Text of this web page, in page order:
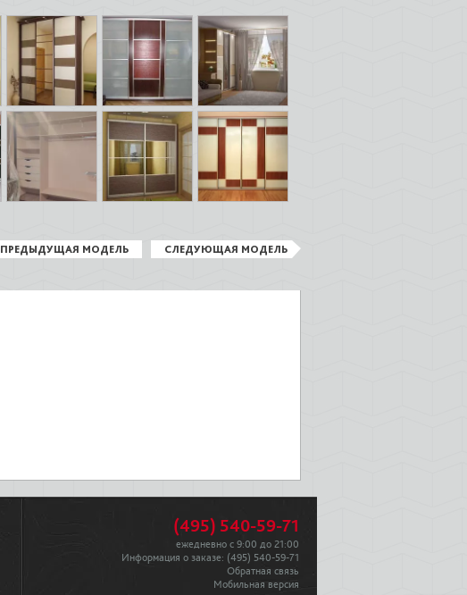
ПРЕДЫДУЩАЯ МОДЕЛЬ СЛЕДУЮЩАЯ МОДЕЛЬ
(495) 540-59-71
ежедневно с 9:00 до 21:00
Информация о заказе: (495) 540-59-71
Обратная связь
Мобильная версия